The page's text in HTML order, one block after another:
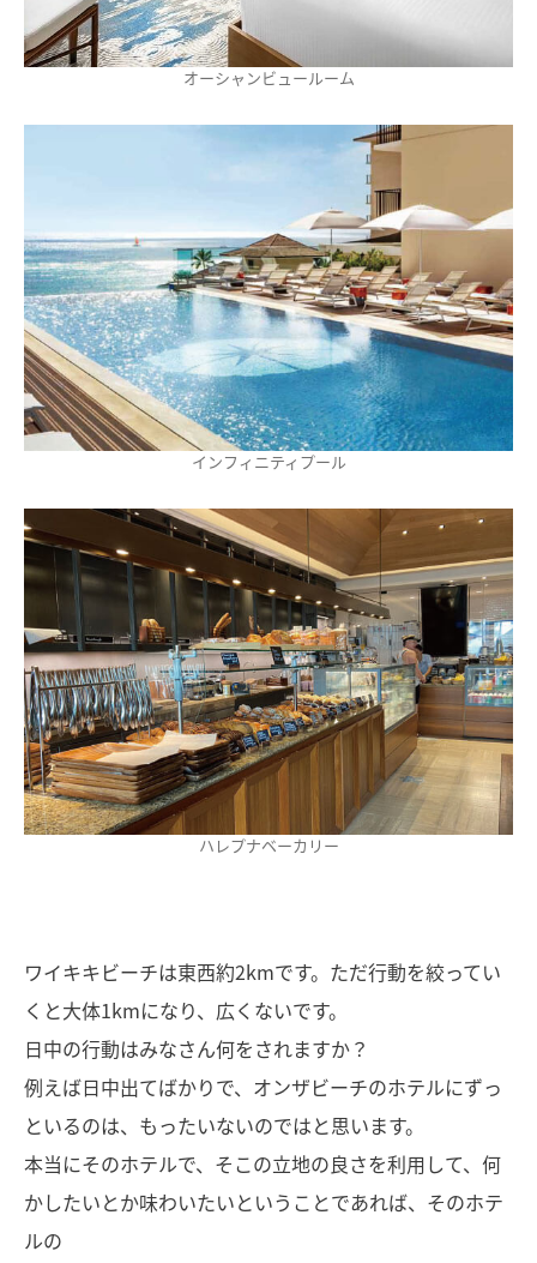
オーシャンビュールーム
インフィニティプール
ハレプナベーカリー
ワイキキビーチは東西約2kmです。ただ行動を絞ってい
くと大体1kmになり、広くないです。
日中の行動はみなさん何をされますか？
例えば日中出てばかりで、オンザビーチのホテルにずっ
といるのは、もったいないのではと思います。
本当にそのホテルで、そこの立地の良さを利用して、何
かしたいとか味わいたいということであれば、そのホテ
ルの